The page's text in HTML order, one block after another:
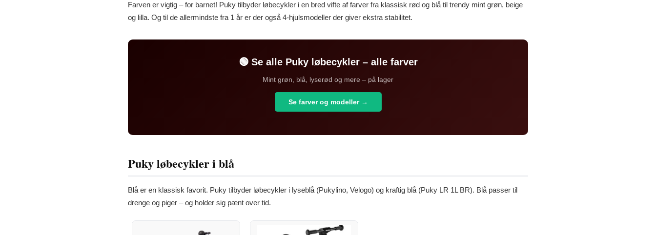
Farven er vigtig – for barnet! Puky tilbyder løbecykler i en bred vifte af farver fra klassisk rød og blå til trendy mint grøn, beige
og lilla. Og til de allermindste fra 1 år er der også 4-hjulsmodeller der giver ekstra stabilitet.
🟢 Se alle Puky løbecykler – alle farver
Mint grøn, blå, lyserød og mere – på lager
Se farver og modeller →
Puky løbecykler i blå
Blå er en klassisk favorit. Puky tilbyder løbecykler i lyseblå (Pukylino, Velogo) og kraftig blå (Puky LR 1L BR). Blå passer til
drenge og piger – og holder sig pænt over tid.